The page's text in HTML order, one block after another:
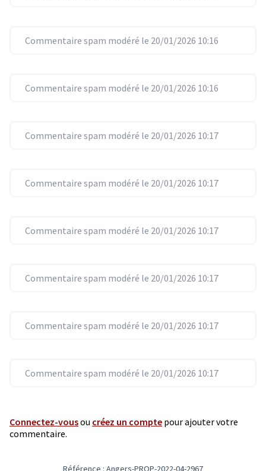
Commentaire spam modéré le 20/01/2026 10:16
Commentaire spam modéré le 20/01/2026 10:16
Commentaire spam modéré le 20/01/2026 10:17
Commentaire spam modéré le 20/01/2026 10:17
Commentaire spam modéré le 20/01/2026 10:17
Commentaire spam modéré le 20/01/2026 10:17
Commentaire spam modéré le 20/01/2026 10:17
Commentaire spam modéré le 20/01/2026 10:17
Connectez-vousou créez un compte pour ajouter votre
commentaire.
Référence : Angers-PROP-2022-04-2967